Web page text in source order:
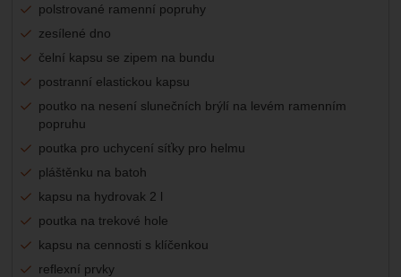
polstrované ramenní popruhy
zesílené dno
čelní kapsu se zipem na bundu
postranní elastickou kapsu
poutko na nesení slunečních brýlí na levém ramenním
popruhu
poutka pro uchycení síťky pro helmu
pláštěnku na batoh
kapsu na hydrovak 2 l
poutka na trekové hole
kapsu na cennosti s klíčenkou
reflexní prvky